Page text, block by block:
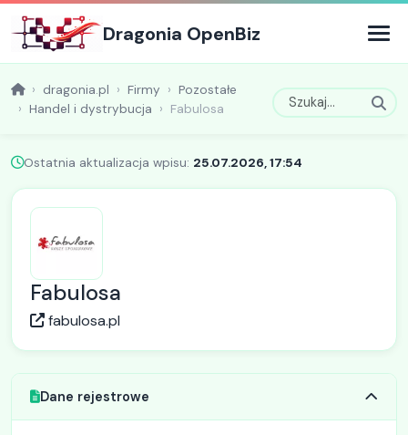
Dragonia OpenBiz
dragonia.pl Firmy
Pozostałe
Handel i dystrybucja
Fabulosa
Ostatnia aktualizacja wpisu: 25.07.2026, 17:54
Fabulosa
fabulosa.pl
Dane rejestrowe